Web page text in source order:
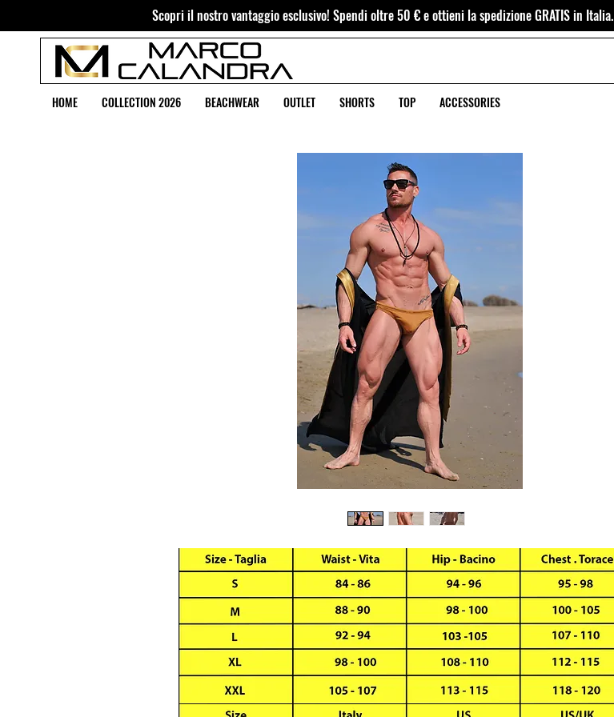
Scopri il nostro vantaggio esclusivo! Spendi oltre 50 € e ottieni la spedizione GRATIS in Italia.
HOME COLLECTION 2026 BEACHWEAR OUTLET SHORTS TOP ACCESSORIES